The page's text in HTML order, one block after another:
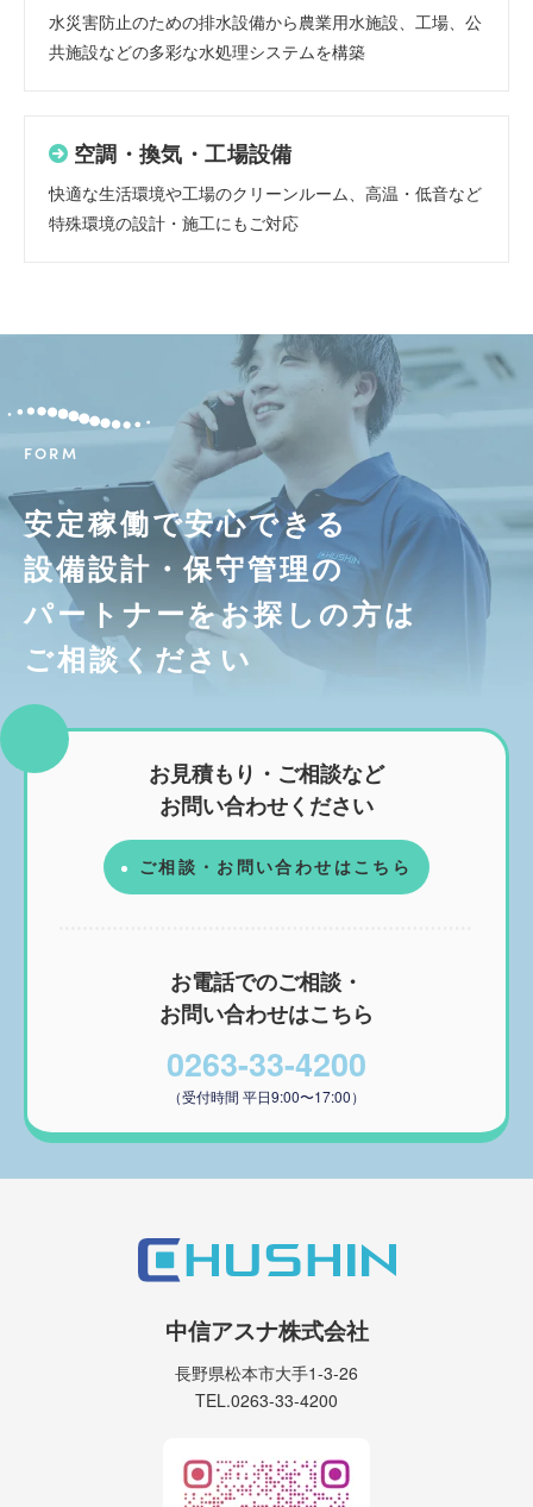
水災害防止のための排水設備から農業用水施設、工場、公
共施設などの多彩な水処理システムを構築
空調・換気・工場設備
快適な生活環境や工場のクリーンルーム、高温・低音など
特殊環境の設計・施工にもご対応
FORM
安定稼働で安心できる
設備設計・保守管理の
パートナーをお探しの方は
ご相談ください
お見積もり・ご相談など
お問い合わせください
ご相談・お問い合わせはこちら
お電話でのご相談・
お問い合わせはこちら
0263-33-4200
（受付時間 平日9:00〜17:00）
中信アスナ株式会社
長野県松本市大手1-3-26
TEL.0263-33-4200